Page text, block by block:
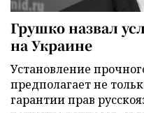
Грушко назвал
на Украине
Установление
предполагает не
гарантии прав